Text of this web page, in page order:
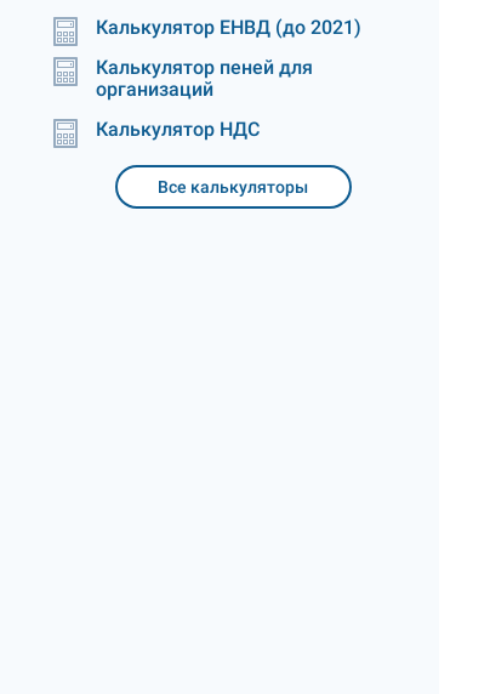
Калькулятор ЕНВД (до 2021)
Калькулятор пеней для
организаций
Калькулятор НДС
Все калькуляторы